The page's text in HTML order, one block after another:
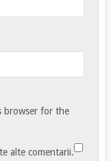
browser for the
alte comentarii.